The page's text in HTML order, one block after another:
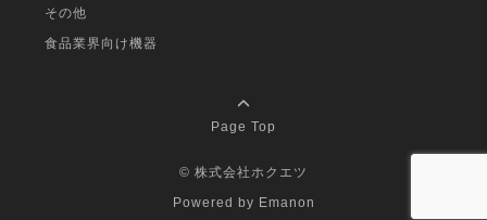
その他
食品業界向け機器
Page Top
© 株式会社ホクエツ
Powered by Emanon